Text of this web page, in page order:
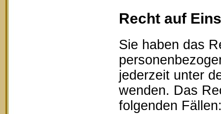
Recht auf
Sie haben das
jederzeit unter
wenden. Das
folgenden